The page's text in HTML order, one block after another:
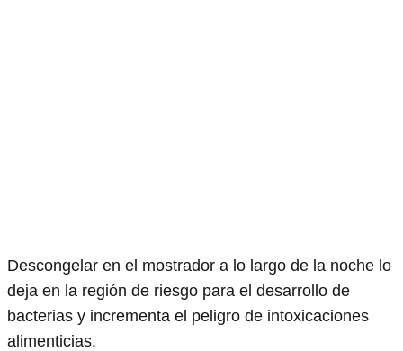
Descongelar en el mostrador a lo largo de la noche lo
deja en la región de riesgo para el desarrollo de
bacterias y incrementa el peligro de intoxicaciones
alimenticias.